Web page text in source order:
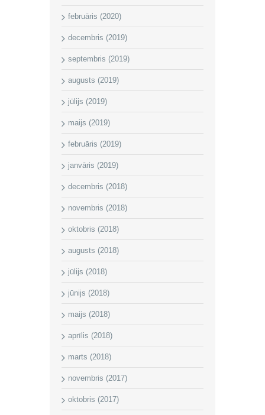
februāris (2020)
decembris (2019)
septembris (2019)
augusts (2019)
jūlijs (2019)
maijs (2019)
februāris (2019)
janvāris (2019)
decembris (2018)
novembris (2018)
oktobris (2018)
augusts (2018)
jūlijs (2018)
jūnijs (2018)
maijs (2018)
aprīlis (2018)
marts (2018)
novembris (2017)
oktobris (2017)